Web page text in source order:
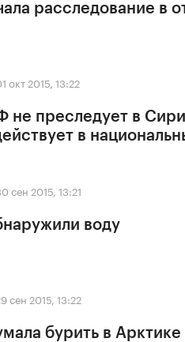
расследование в
окт 2015, 13:22
не преследует в
в
сен 2015, 13:21
воду
сен 2015, 13:22
бурить в Арктике